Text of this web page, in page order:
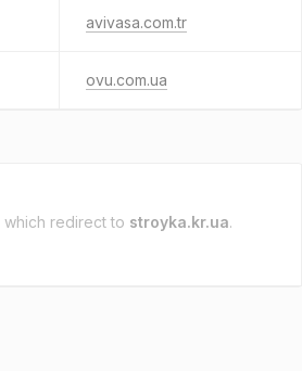
avivasa.com.tr
ovu.com.ua
which redirect to stroyka.kr.ua.